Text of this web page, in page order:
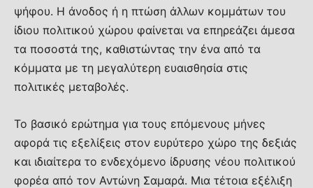
ψήφου. Η άνοδος ή η πτώση άλλων κομμάτων του
ίδιου πολιτικού χώρου φαίνεται να επηρεάζει άμεσα
τα ποσοστά της, καθιστώντας την ένα από τα
κόμματα με τη μεγαλύτερη ευαισθησία στις
πολιτικές μεταβολές.
Το βασικό ερώτημα για τους επόμενους μήνες
αφορά τις εξελίξεις στον ευρύτερο χώρο της δεξιάς
και ιδιαίτερα το ενδεχόμενο ίδρυσης νέου πολιτικού
φορέα από τον Αντώνη Σαμαρά. Μια τέτοια εξέλιξη